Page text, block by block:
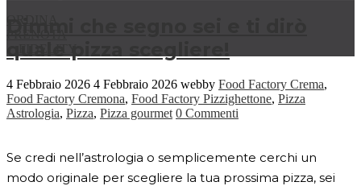
4 Febbraio 2026 4 Febbraio 2026 webby Food Factory Crema,
Food Factory Cremona, Food Factory Pizzighettone, Pizza
Astrologia, Pizza, Pizza gourmet 0 Commenti
Se credi nell’astrologia o semplicemente cerchi un
modo originale per scegliere la tua prossima pizza, sei